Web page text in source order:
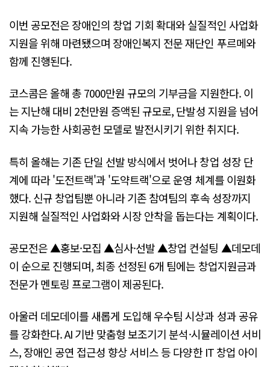
이번 공모전은 장애인의 창업 기회 확대와 실질적인 사업화
지원을 위해 마련됐으며 장애인복지 전문 재단인 푸르메와
함께 진행된다.
코스콤은 올해 총 7000만원 규모의 기부금을 지원한다. 이
는 지난해 대비 2천만원 증액된 규모로, 단발성 지원을 넘어
지속 가능한 사회공헌 모델로 발전시키기 위한 취지다.
특히 올해는 기존 단일 선발 방식에서 벗어나 창업 성장 단
계에 따라 '도전트랙'과 '도약트랙'으로 운영 체계를 이원화
했다. 신규 창업팀뿐 아니라 기존 참여팀의 후속 성장까지
지원해 실질적인 사업화와 시장 안착을 돕는다는 계획이다.
공모전은 ▲홍보·모집 ▲심사·선발 ▲창업 컨설팅 ▲데모데
이 순으로 진행되며, 최종 선정된 6개 팀에는 창업지원금과
전문가 멘토링 프로그램이 제공된다.
아울러 데모데이를 새롭게 도입해 우수팀 시상과 성과 공유
를 강화한다. AI 기반 맞춤형 보조기기 분석·시뮬레이션 서비
스, 장애인 공연 접근성 향상 서비스 등 다양한 IT 창업 아이